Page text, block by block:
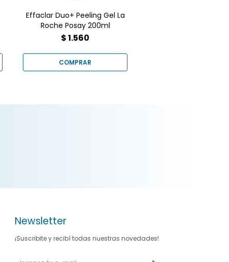
Goes.
Effaclar Duo+ Peeling Gel La
Roche Posay 200ml
$1.560
Newsletter
¡Suscribite y recibí todas nuestras novedades!